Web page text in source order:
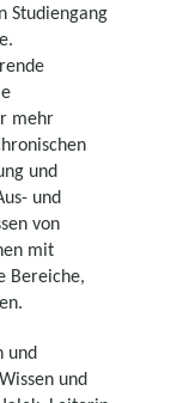
Studiengang
mehr
und
und
von
mit
Bereiche,
und
und